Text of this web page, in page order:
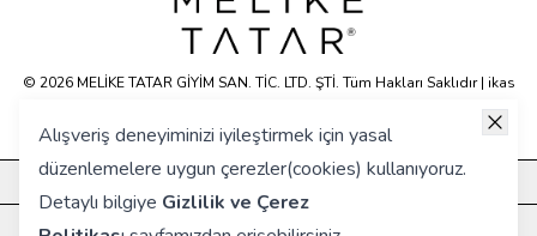
Alışveriş deneyiminizi iyileştirmek için yasal
düzenlemelere uygun çerezler(cookies) kullanıyoruz.
Detaylı bilgiye Gizlilik ve Çerez
KURUMSAL
HIZLI ERİŞİM
© 2026 MELİKE TATAR GİYİM SAN. TİC. LTD. ŞTİ. Tüm Hakları Saklıdır | ikas